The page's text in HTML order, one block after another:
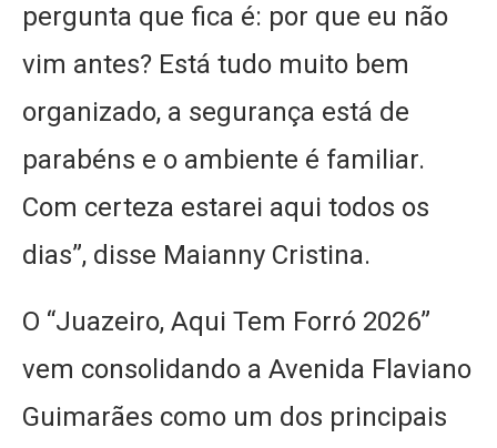
pergunta que fica é: por que eu não
vim antes? Está tudo muito bem
organizado, a segurança está de
parabéns e o ambiente é familiar.
Com certeza estarei aqui todos os
dias”, disse Maianny Cristina.
O “Juazeiro, Aqui Tem Forró 2026”
vem consolidando a Avenida Flaviano
Guimarães como um dos principais